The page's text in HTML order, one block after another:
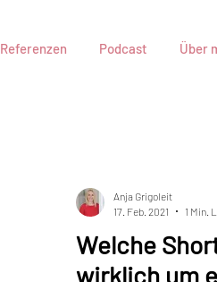
Referenzen Podcast Über
Welche
wirklich um
Anja Grigoleit
17. Feb. 2021
1 Min.